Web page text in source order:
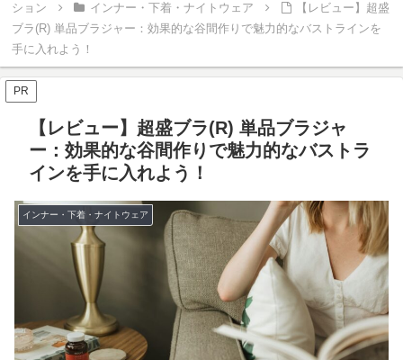
ション
インナー・下着・ナイトウェア
【レビュー】超盛
ブラ(R) 単品ブラジャー：効果的な谷間作りで魅力的なバストラインを
手に入れよう！
PR
【レビュー】超盛ブラ(R) 単品ブラジャ
ー：効果的な谷間作りで魅力的なバストラ
インを手に入れよう！
インナー・下着・ナイトウェア